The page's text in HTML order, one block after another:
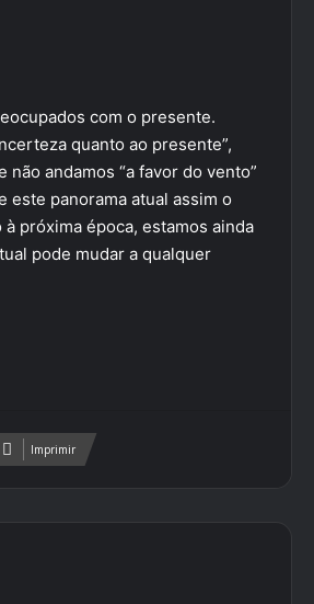
com o presente.
quanto ao presente”,
andamos “a favor do vento”
este panorama atual assim o
próxima época, estamos ainda
pode mudar a qualquer
Imprimir